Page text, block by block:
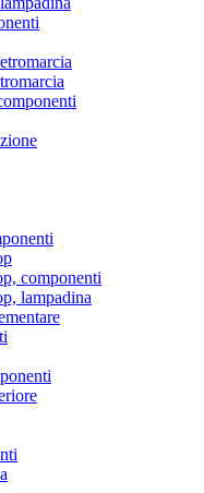
componenti
lampadina